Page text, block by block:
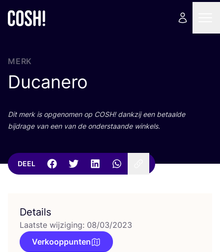
MERK
Ducanero
Dit merk is opge­no­men op COSH! dank­zij een betaal­de
bij­dra­ge van een van de onder­staan­de winkels.
DEEL
Details
Laatste wijziging: 08/03/2023
Verkooppunten